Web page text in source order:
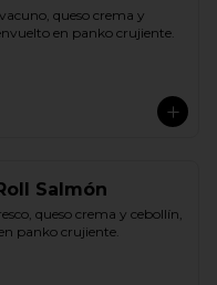
queso crema y
en panko crujiente.
Salmón
queso crema y cebollín,
panko crujiente.